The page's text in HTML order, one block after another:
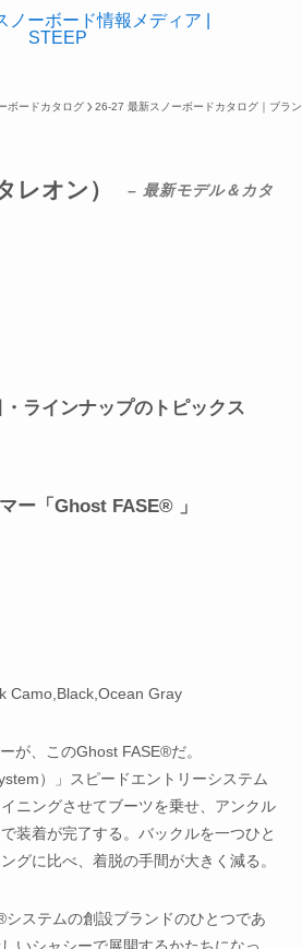
ボードカタログ 26-27 最新スノーボードカタログ｜ブラ
レオン）
– 最新モデル＆カタ
ラインナップのトピックス
ー「 Ghost FASE® 」
Camo,Black,Ocean Gray
が、このGhost FASE®だ。
）」スピードエントリーシステム
ニングさせてブーツを乗せ、アンクル
装着が完了する。バックルを一つひと
グに比べ、着脱の手間が大きく減る。
システムの創設ブランドのひとつであ
いシャシーで展開するかたちになっ